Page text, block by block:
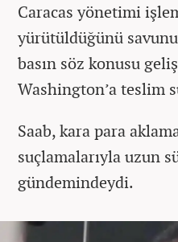
Caracas yönetimi
yürütüldüğünü
basın söz konusu
Washington’a teslim
Saab, kara para
suçlamalarıyla uzun
gündemindeydi.